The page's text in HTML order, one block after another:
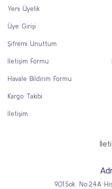
Yeni Üyelik
Üye Girişi
Şifremi Unuttum
İletişim Formu
Havale Bildirim Formu
Kargo Takibi
İletişim
901.Sok. No:24A